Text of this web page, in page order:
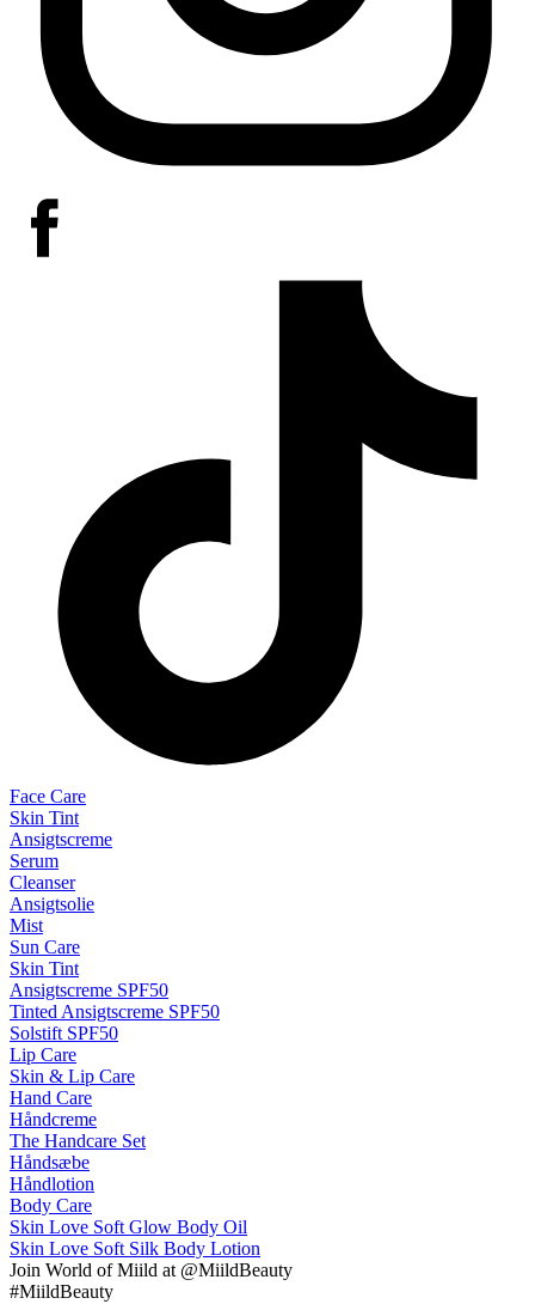
Face Care
Skin Tint
Ansigtscreme
Serum
Cleanser
Ansigtsolie
Mist
Sun Care
Skin Tint
Ansigtscreme SPF50
Tinted Ansigtscreme SPF50
Solstift SPF50
Lip Care
Skin & Lip Care
Hand Care
Håndcreme
The Handcare Set
Håndsæbe
Håndlotion
Body Care
Skin Love Soft Glow Body Oil
Skin Love Soft Silk Body Lotion
Join World of Miild at @MiildBeauty
#MiildBeauty